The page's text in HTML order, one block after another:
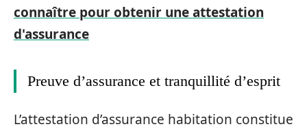
connaître pour obtenir une attestation
d'assurance
Preuve d’assurance et tranquillité d’esprit
L’attestation d’assurance habitation constitue